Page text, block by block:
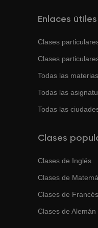
Enlaces útiles
Clases
Clases
Todas las materias
Todas las
Todas las
Clases
Clases de Inglés
Clases de
Clases de Francés
Clases de Alemán